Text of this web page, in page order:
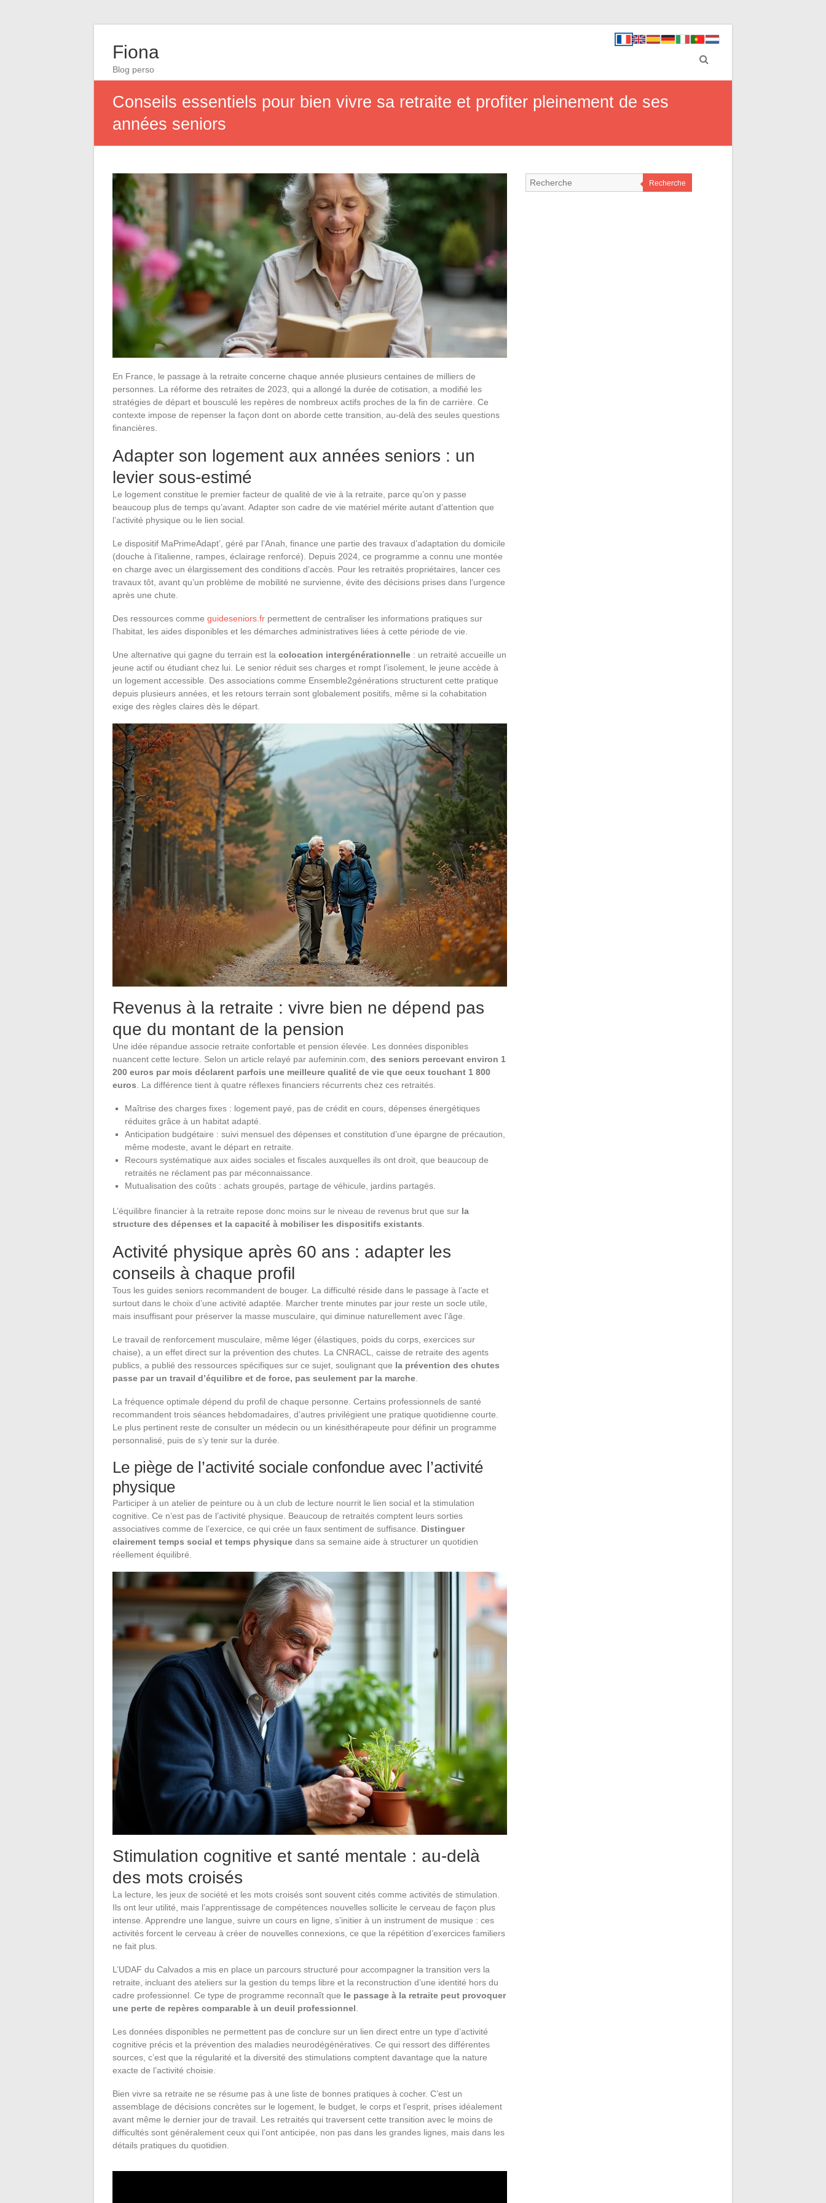
Fiona
Blog perso
Conseils essentiels pour bien vivre sa retraite et profiter pleinement de ses
années seniors
En France, le passage à la retraite concerne chaque année plusieurs centaines de milliers de
personnes. La réforme des retraites de 2023, qui a allongé la durée de cotisation, a modifié les
stratégies de départ et bousculé les repères de nombreux actifs proches de la fin de carrière. Ce
contexte impose de repenser la façon dont on aborde cette transition, au-delà des seules questions
financières.
Adapter son logement aux années seniors : un
levier sous-estimé
Le logement constitue le premier facteur de qualité de vie à la retraite, parce qu’on y passe
beaucoup plus de temps qu’avant. Adapter son cadre de vie matériel mérite autant d’attention que
l’activité physique ou le lien social.
Le dispositif MaPrimeAdapt’, géré par l’Anah, finance une partie des travaux d’adaptation du domicile
(douche à l’italienne, rampes, éclairage renforcé). Depuis 2024, ce programme a connu une montée
en charge avec un élargissement des conditions d’accès. Pour les retraités propriétaires, lancer ces
travaux tôt, avant qu’un problème de mobilité ne survienne, évite des décisions prises dans l’urgence
après une chute.
Des ressources comme guideseniors.fr permettent de centraliser les informations pratiques sur
l’habitat, les aides disponibles et les démarches administratives liées à cette période de vie.
Une alternative qui gagne du terrain est la colocation intergénérationnelle : un retraité accueille un
jeune actif ou étudiant chez lui. Le senior réduit ses charges et rompt l’isolement, le jeune accède à
un logement accessible. Des associations comme Ensemble2générations structurent cette pratique
depuis plusieurs années, et les retours terrain sont globalement positifs, même si la cohabitation
exige des règles claires dès le départ.
Revenus à la retraite : vivre bien ne dépend pas
que du montant de la pension
Une idée répandue associe retraite confortable et pension élevée. Les données disponibles
nuancent cette lecture. Selon un article relayé par aufeminin.com, des seniors percevant environ 1
200 euros par mois déclarent parfois une meilleure qualité de vie que ceux touchant 1 800
euros . La différence tient à quatre réflexes financiers récurrents chez ces retraités.
Maîtrise des charges fixes : logement payé, pas de crédit en cours, dépenses énergétiques
réduites grâce à un habitat adapté.
Anticipation budgétaire : suivi mensuel des dépenses et constitution d’une épargne de précaution,
même modeste, avant le départ en retraite.
Recours systématique aux aides sociales et fiscales auxquelles ils ont droit, que beaucoup de
retraités ne réclament pas par méconnaissance.
Mutualisation des coûts : achats groupés, partage de véhicule, jardins partagés.
L’équilibre financier à la retraite repose donc moins sur le niveau de revenus brut que sur la
structure des dépenses et la capacité à mobiliser les dispositifs existants
Activité physique après 60 ans : adapter les
conseils à chaque profil
Tous les guides seniors recommandent de bouger. La difficulté réside dans le passage à l’acte et
surtout dans le choix d’une activité adaptée. Marcher trente minutes par jour reste un socle utile,
mais insuffisant pour préserver la masse musculaire, qui diminue naturellement avec l’âge.
Le travail de renforcement musculaire, même léger (élastiques, poids du corps, exercices sur
chaise), a un effet direct sur la prévention des chutes. La CNRACL, caisse de retraite des agents
publics, a publié des ressources spécifiques sur ce sujet, soulignant que la prévention des chutes
passe par un travail d’équilibre et de force, pas seulement par la marche
La fréquence optimale dépend du profil de chaque personne. Certains professionnels de santé
recommandent trois séances hebdomadaires, d’autres privilégient une pratique quotidienne courte.
Le plus pertinent reste de consulter un médecin ou un kinésithérapeute pour définir un programme
personnalisé, puis de s’y tenir sur la durée.
Le piège de l’activité sociale confondue avec l’activité
physique
Participer à un atelier de peinture ou à un club de lecture nourrit le lien social et la stimulation
cognitive. Ce n’est pas de l’activité physique. Beaucoup de retraités comptent leurs sorties
associatives comme de l’exercice, ce qui crée un faux sentiment de suffisance. Distinguer
clairement temps social et temps physique dans sa semaine aide à structurer un quotidien
réellement équilibré.
Stimulation cognitive et santé mentale : au-delà
des mots croisés
La lecture, les jeux de société et les mots croisés sont souvent cités comme activités de stimulation.
Ils ont leur utilité, mais l’apprentissage de compétences nouvelles sollicite le cerveau de façon plus
intense. Apprendre une langue, suivre un cours en ligne, s’initier à un instrument de musique : ces
activités forcent le cerveau à créer de nouvelles connexions, ce que la répétition d’exercices familiers
ne fait plus.
L’UDAF du Calvados a mis en place un parcours structuré pour accompagner la transition vers la
retraite, incluant des ateliers sur la gestion du temps libre et la reconstruction d’une identité hors du
cadre professionnel. Ce type de programme reconnaît que le passage à la retraite peut provoquer
une perte de repères comparable à un deuil professionnel
Les données disponibles ne permettent pas de conclure sur un lien direct entre un type d’activité
cognitive précis et la prévention des maladies neurodégénératives. Ce qui ressort des différentes
sources, c’est que la régularité et la diversité des stimulations comptent davantage que la nature
exacte de l’activité choisie.
Bien vivre sa retraite ne se résume pas à une liste de bonnes pratiques à cocher. C’est un
assemblage de décisions concrètes sur le logement, le budget, le corps et l’esprit, prises idéalement
avant même le dernier jour de travail. Les retraités qui traversent cette transition avec le moins de
difficultés sont généralement ceux qui l’ont anticipée, non pas dans les grandes lignes, mais dans les
détails pratiques du quotidien.
Recherche